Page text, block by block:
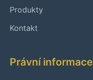
Produkty
Kontakt
Právní informace